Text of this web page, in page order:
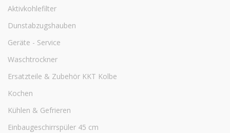
Aktivkohlefilter
Dunstabzugshauben
Geräte - Service
Waschtrockner
Ersatzteile & Zubehör KKT Kolbe
Kochen
Kühlen & Gefrieren
Einbaugeschirrspüler 45 cm